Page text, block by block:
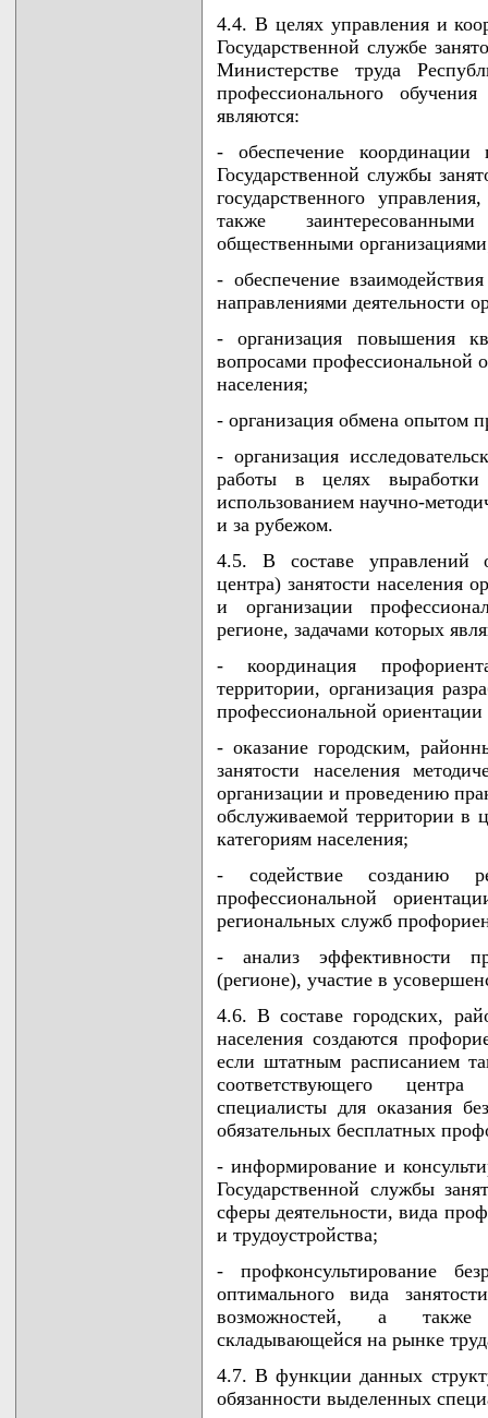
4.4. В целях управления и
Государственной службе
Министерстве труда
профессионального
являются:
- обеспечение координации
Государственной службы
государственного
также
общественными
- обеспечение
направлениями деятельности
- организация повышения
вопросами профессиональной
населения;
- организация обмена опытом
- организация
работы в целях
использованием научно-
и за рубежом.
4.5. В составе управлений
центра) занятости населения
и организации
регионе, задачами которых
- координация
территории, организация
профессиональной ориентации
- оказание городским,
занятости населения
организации и проведению
обслуживаемой территории в
категориям населения;
- содействие созданию
профессиональной
региональных служб
- анализ эффективности
(регионе), участие в
4.6. В составе городских,
населения создаются
если штатным расписанием
соответствующего
специалисты для оказания
обязательных бесплатных
- информирование и
Государственной службы
сферы деятельности, вида
и трудоустройства;
- профконсультирование
оптимального вида
возможностей, а также
складывающейся на рынке
4.7. В функции данных
обязанности выделенных